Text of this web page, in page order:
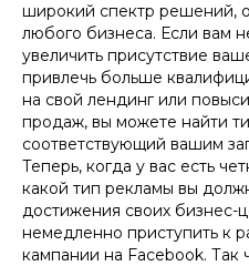
широкий спектр решений,
любого бизнеса. Если вам
увеличить присутствие
привлечь больше
на свой лендинг или
продаж, вы можете найти
соответствующий вашим
Теперь, когда у вас есть
какой тип рекламы вы
достижения своих бизнес-
немедленно приступить к
кампании на Facebook. Так